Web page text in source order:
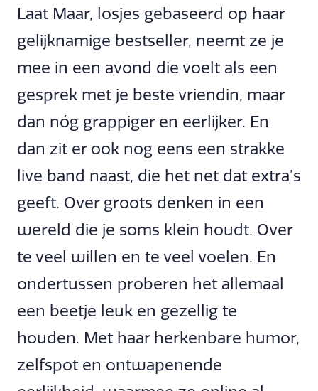
Laat Maar, losjes gebaseerd op haar
gelijknamige bestseller, neemt ze je
mee in een avond die voelt als een
gesprek met je beste vriendin, maar
dan nóg grappiger en eerlijker. En
dan zit er ook nog eens een strakke
live band naast, die het net dat extra’s
geeft. Over groots denken in een
wereld die je soms klein houdt. Over
te veel willen en te veel voelen. En
ondertussen proberen het allemaal
een beetje leuk en gezellig te
houden. Met haar herkenbare humor,
zelfspot en ontwapenende